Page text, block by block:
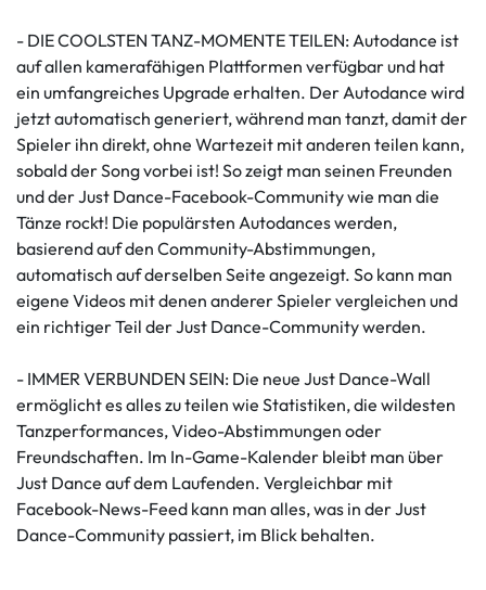
- DIE COOLSTEN TANZ-MOMENTE TEILEN: Autodance ist
auf allen kamerafähigen Plattformen verfügbar und hat
ein umfangreiches Upgrade erhalten. Der Autodance wird
jetzt automatisch generiert, während man tanzt, damit der
Spieler ihn direkt, ohne Wartezeit mit anderen teilen kann,
sobald der Song vorbei ist! So zeigt man seinen Freunden
und der Just Dance-Facebook-Community wie man die
Tänze rockt! Die populärsten Autodances werden,
basierend auf den Community-Abstimmungen,
automatisch auf derselben Seite angezeigt. So kann man
eigene Videos mit denen anderer Spieler vergleichen und
ein richtiger Teil der Just Dance-Community werden.
- IMMER VERBUNDEN SEIN: Die neue Just Dance-Wall
ermöglicht es alles zu teilen wie Statistiken, die wildesten
Tanzperformances, Video-Abstimmungen oder
Freundschaften. Im In-Game-Kalender bleibt man über
Just Dance auf dem Laufenden. Vergleichbar mit
Facebook-News-Feed kann man alles, was in der Just
Dance-Community passiert, im Blick behalten.